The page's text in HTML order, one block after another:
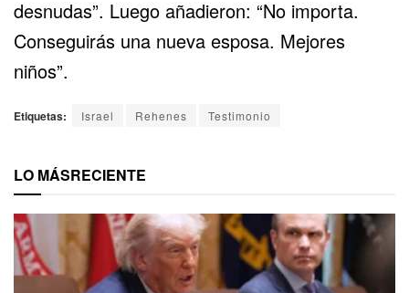
desnudas”. Luego añadieron: “No importa.
Conseguirás una nueva esposa. Mejores
niños”.
Etiquetas: Israel Rehenes Testimonio
LO MÁSRECIENTE